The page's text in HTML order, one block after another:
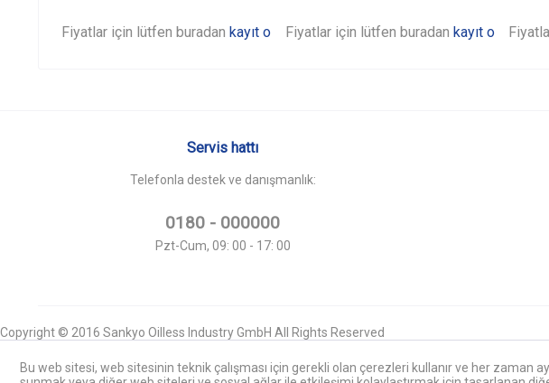
Fiyatlar için lütfen buradan kayıt olunuz.
Fiyatlar için lütfen buradan kayıt olunuz.
Servis hattı
Telefonla destek ve danışmanlık:
0180 - 000000
Pzt-Cum, 09: 00 - 17: 00
Copyright © 2016 Sankyo Oilless Industry GmbH All Rights Reserved
Bu web sitesi, web sitesinin teknik çalışması için gerekli olan çerezleri kullanır ve her zaman